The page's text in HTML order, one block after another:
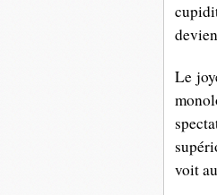
Le
voit